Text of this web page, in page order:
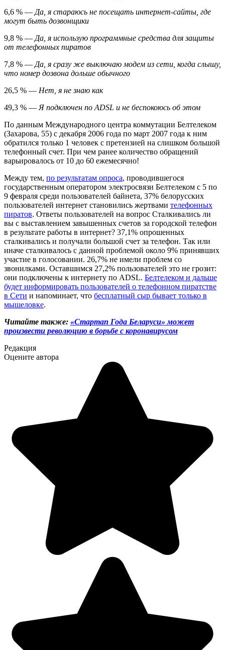
6,6 % — Да, я стараюсь не посещать интернет-сайты, где
могут быть дозвонщики
9,8 % — Да, я использую программные средства для защиты
от телефонных пиратов
7,8 % — Да, я сразу же выключаю модем из сети, когда слышу,
что номер дозвона дольше обычного
26,5 % — Нет, я не знаю как
49,3 % — Я подключен по ADSL и не беспокоюсь об этом
По данным Международного центра коммутации Белтелеком
(Захарова, 55) с декабря 2006 года по март 2007 года к ним
обратился только 1 человек с претензией на слишком большой
телефонный счет. При чем ранее количество обращений
варьировалось от 10 до 60 ежемесячно!
Между тем, по результатам опроса, проводившегося
государственным оператором электросвязи Белтелеком с 5 по
9 февраля среди пользователей байнета, 37% белорусских
пользователей интернет становились жертвами телефонных
пиратов. Ответы пользователей на вопрос Сталкивались ли
вы с выставлением завышенных счетов за городской телефон
в результате работы в интернет? 37,1% опрошенных
сталкивались и получали большой счет за телефон. Так или
иначе сталкивалось с данной проблемой около 9% принявших
участие в голосовании. 26,7% не имели проблем со
звонилками. Оставшимся 27,2% пользователей это не грозит:
они подключены к интернету по ADSL. Белтелеком и дальше
будет информировать пользователей о телефонном пиратстве
в Сети и напоминает, что бесплатный сыр бывает только в
мышеловке.
Читайте также: «Стартап Года Беларуси» может
произвести революцию в борьбе с коронавирусом
Редакция
Оцените автора